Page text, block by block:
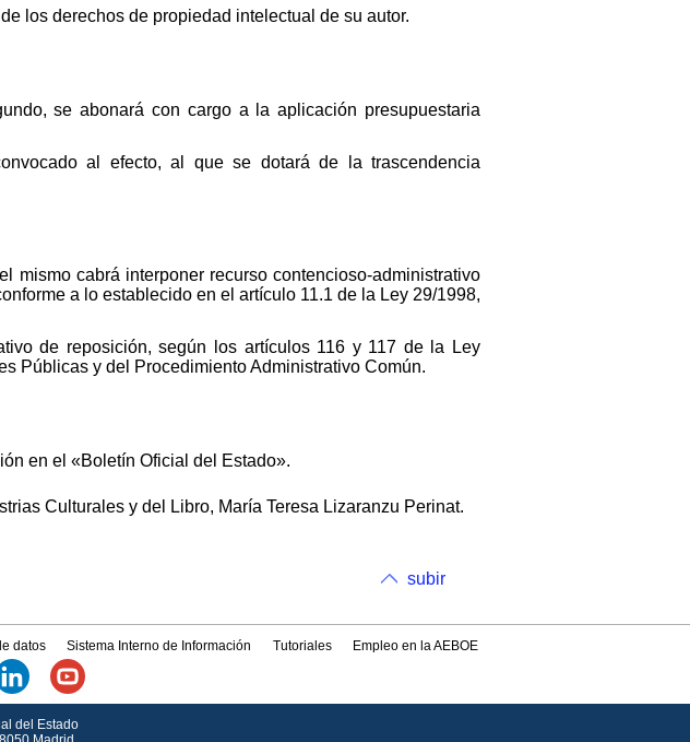
los derechos de propiedad intelectual de su autor.
se abonará con cargo a la aplicación presupuestaria
al efecto, al que se dotará de la trascendencia
mismo cabrá interponer recurso contencioso-administrativo
a lo establecido en el artículo 11.1 de la Ley 29/1998,
de reposición, según los artículos 116 y 117 de la Ley
Públicas y del Procedimiento Administrativo Común.
en el «Boletín Oficial del Estado».
Culturales y del Libro, María Teresa Lizaranzu Perinat.
subir
datos Sistema Interno de Información Tutoriales Empleo en la AEBOE
del Estado